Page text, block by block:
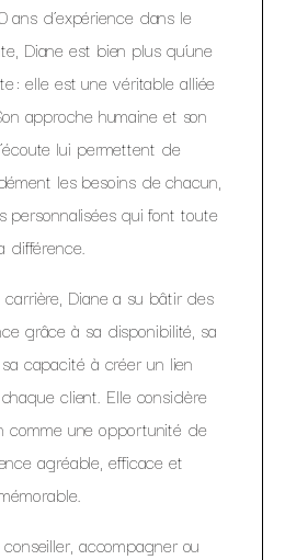
d’expérience dans le
Diane est bien plus qu’une
: elle est une véritable alliée
approche humaine et son
lui permettent de
les besoins de chacun,
personnalisées qui font toute
différence.
Diane a su bâtir des
grâce à sa disponibilité, sa
capacité à créer un lien
client. Elle considère
comme une opportunité de
agréable, efficace et
accompagner ou